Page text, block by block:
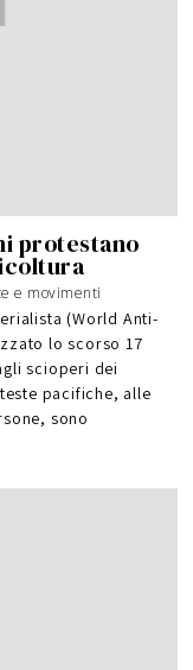
protestano
e movimenti
(World Anti-
lo scorso 17
scioperi dei
pacifiche, alle
sono